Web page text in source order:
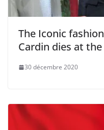
The Iconic
Cardin dies at
30 décembre 2020